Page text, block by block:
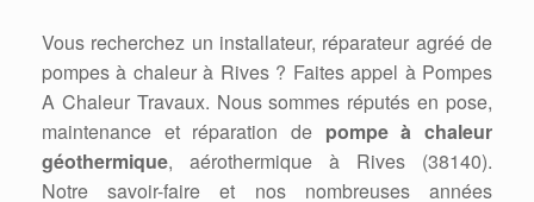
Vous recherchez un installateur, réparateur agréé de
pompes à chaleur à Rives ? Faites appel à Pompes
A Chaleur Travaux. Nous sommes réputés en pose,
maintenance et réparation de pompe à chaleur
géothermique, aérothermique à Rives (38140).
Notre savoir-faire et nos nombreuses années